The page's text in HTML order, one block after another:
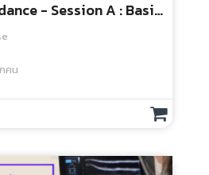
- Session A : Basic
คน